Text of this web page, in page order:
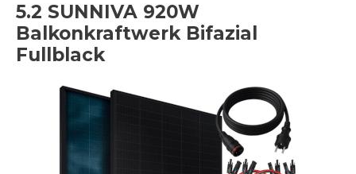
5.2 SUNNIVA 920W
Balkonkraftwerk Bifazial
Fullblack